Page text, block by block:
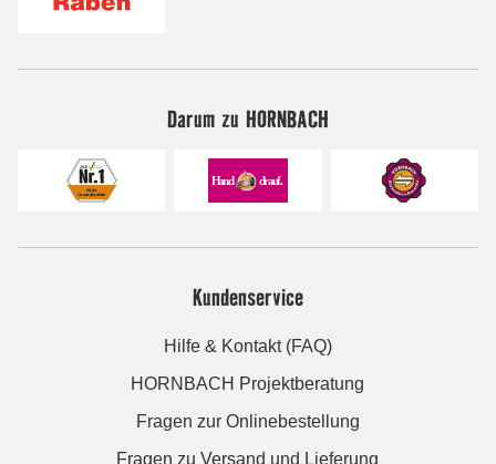
Darum zu HORNBACH
Kundenservice
Hilfe & Kontakt (FAQ)
HORNBACH Projektberatung
Fragen zur Onlinebestellung
Fragen zu Versand und Lieferung